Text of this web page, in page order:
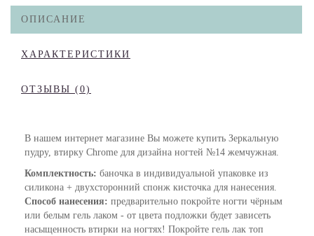
ОПИСАНИЕ
ХАРАКТЕРИСТИКИ
ОТЗЫВЫ (0)
В нашем интернет магазине Вы можете купить Зеркальную
пудру, втирку Chrome для дизайна ногтей №14 жемчужная.
Комплектность: баночка в индивидуальной упаковке из
силикона + двухсторонний спонж кисточка для нанесения.
Способ нанесения: предварительно покройте ногти чёрным
или белым гель лаком - от цвета подложки будет зависеть
насыщенность втирки на ногтях! Покройте гель лак топ